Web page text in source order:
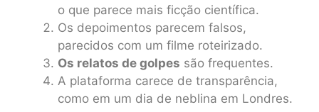
o que parece mais ficção científica.
Os depoimentos parecem falsos,
parecidos com um filme roteirizado.
Os relatos de golpes são frequentes.
A plataforma carece de transparência,
como em um dia de neblina em Londres.